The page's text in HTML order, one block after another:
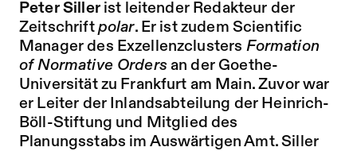
Peter Sillerist leitender Redakteur der
Zeitschrift polar. Er ist zudem Scientific
Manager des Exzellenzclusters Formation
of Normative Ordersan der Goethe-
Universität zu Frankfurt am Main. Zuvor war
er Leiter der Inlandsabteilung der Heinrich-
Böll-Stiftung und Mitglied des
Planungsstabs im Auswärtigen Amt. Siller